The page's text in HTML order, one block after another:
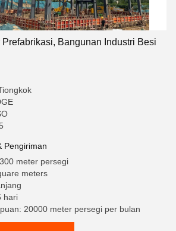
Bangunan Industri Besi
Pengiriman
meter persegi
meters
hari
20000 meter persegi per bulan